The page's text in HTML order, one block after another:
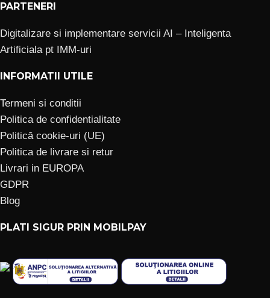
PARTENERI
Digitalizare si implementare servicii AI – Inteligenta
Artificiala pt IMM-uri
INFORMATII UTILE
Termeni si conditii
Politica de confidentialitate
Politică cookie-uri (UE)
Politica de livrare si retur
Livrari in EUROPA
GDPR
Blog
PLATI SIGUR PRIN MOBILPAY